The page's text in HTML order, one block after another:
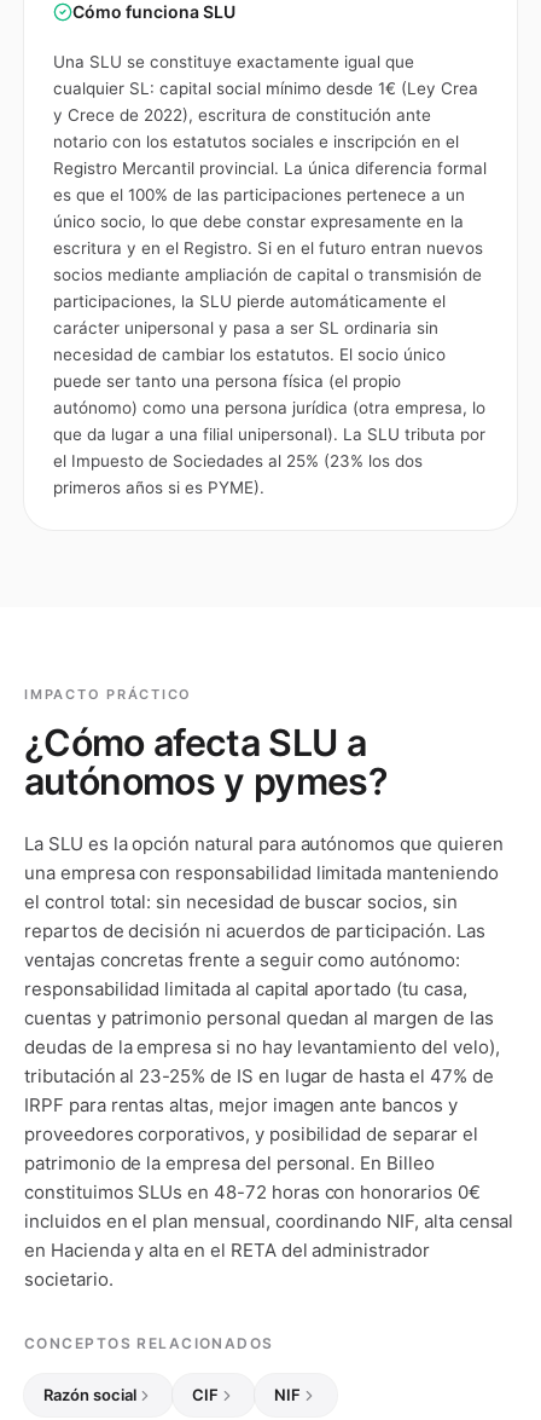
Cómo funcionaSLU
Una SLU se constituye exactamente igual que
cualquier SL: capital social mínimo desde 1€ (Ley Crea
y Crece de 2022), escritura de constitución ante
notario con los estatutos sociales e inscripción en el
Registro Mercantil provincial. La única diferencia formal
es que el 100% de las participaciones pertenece a un
único socio, lo que debe constar expresamente en la
escritura y en el Registro. Si en el futuro entran nuevos
socios mediante ampliación de capital o transmisión de
participaciones, la SLU pierde automáticamente el
carácter unipersonal y pasa a ser SL ordinaria sin
necesidad de cambiar los estatutos. El socio único
puede ser tanto una persona física (el propio
autónomo) como una persona jurídica (otra empresa, lo
que da lugar a una filial unipersonal). La SLU tributa por
el Impuesto de Sociedades al 25% (23% los dos
primeros años si es PYME).
IMPACTO PRÁCTICO
¿Cómo afecta SLU a
autónomos y pymes?
La SLU es la opción natural para autónomos que quieren
una empresa con responsabilidad limitada manteniendo
el control total: sin necesidad de buscar socios, sin
repartos de decisión ni acuerdos de participación. Las
ventajas concretas frente a seguir como autónomo:
responsabilidad limitada al capital aportado (tu casa,
cuentas y patrimonio personal quedan al margen de las
deudas de la empresa si no hay levantamiento del velo),
tributación al 23-25% de IS en lugar de hasta el 47% de
IRPF para rentas altas, mejor imagen ante bancos y
proveedores corporativos, y posibilidad de separar el
patrimonio de la empresa del personal. En Billeo
constituimos SLUs en 48-72 horas con honorarios 0€
incluidos en el plan mensual, coordinando NIF, alta censal
en Hacienda y alta en el RETA del administrador
societario.
CONCEPTOS RELACIONADOS
Razón social CIF NIF